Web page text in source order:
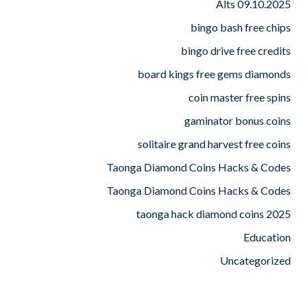
Alts 09.10.2025
bingo bash free chips
bingo drive free credits
board kings free gems diamonds
coin master free spins
gaminator bonus coins
solitaire grand harvest free coins
Taonga Diamond Coins Hacks & Codes
Taonga Diamond Coins Hacks & Codes
taonga hack diamond coins 2025
Education
Uncategorized